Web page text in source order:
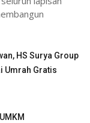
HS Surya Group
Umrah Gratis